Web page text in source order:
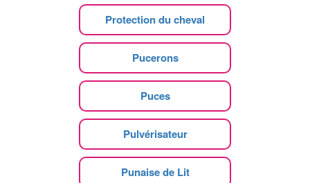
Protection du cheval
Pucerons
Puces
Pulvérisateur
Punaise de Lit